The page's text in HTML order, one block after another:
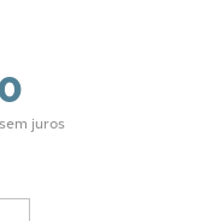
sem juros